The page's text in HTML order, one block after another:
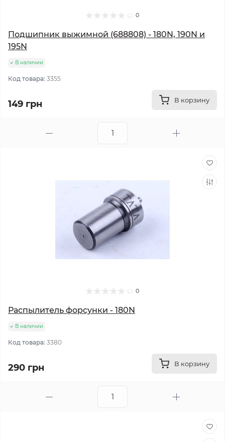
0
Подшипник выжимной (688808) - 180N, 190N и
195N
В наличии
Код товара: 3355
149 грн В корзину
0
Распылитель форсунки - 180N
В наличии
Код товара: 3380
290 грн В корзину